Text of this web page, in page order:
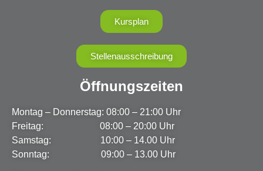
Kursplan
Stellenausschreibung
Öffnungszeiten
Montag – Donnerstag: 08:00 – 21:00 Uhr
Freitag: 08:00 – 20:00 Uhr
Samstag: 10:00 – 14.00 Uhr
Sonntag: 09:00 – 13.00 Uhr